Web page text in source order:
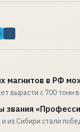
↗
магнитов в РФ
вырасти с 700 тонн
звания
из Сибири стали